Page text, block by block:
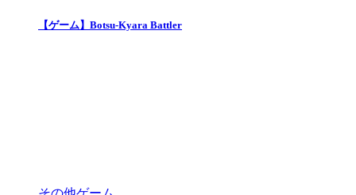
【ゲーム】Botsu-Kyara Battler